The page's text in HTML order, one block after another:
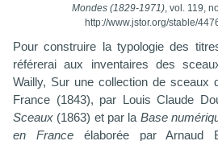
Mondes (1829-1971), vol. 119,
http://www.jstor.org/stable/
Pour construire la typologie des
référerai aux inventaires des
Wailly, Sur une collection de sceaux
France (1843), par Louis Claude
Sceaux (1863) et par la Base
en Franceélaborée par Arnaud